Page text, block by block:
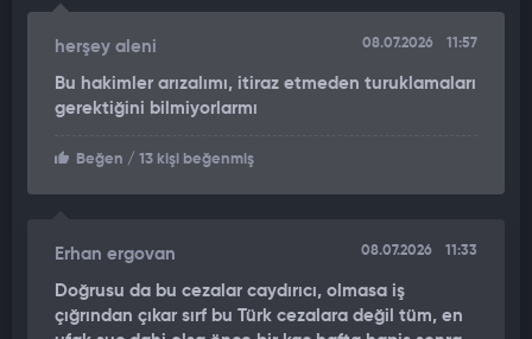
herşey aleni 08.07.2026 11:57
Bu hakimler arızalımı, itiraz etmeden turuklamaları
gerektiğini bilmiyorlarmı
Beğen / 13 kişi beğenmiş
Erhan ergovan 08.07.2026 11:33
Doğrusu da bu cezalar caydırıcı, olmasa iş
çığrından çıkar sırf bu Türk cezalara değil tüm, en